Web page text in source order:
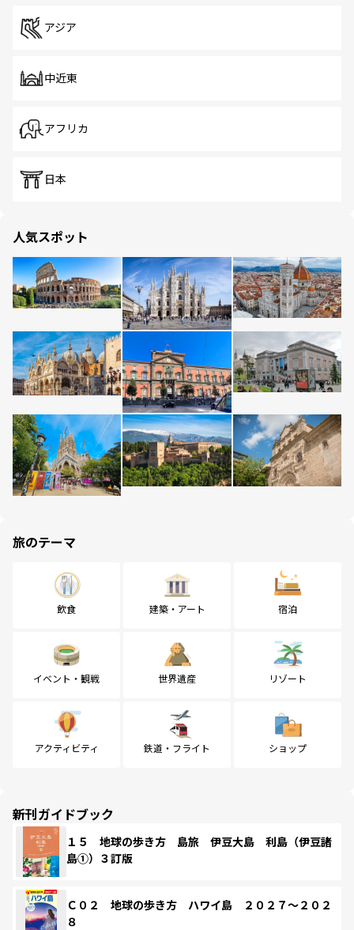
アジア
中近東
アフリカ
日本
人気スポット
旅のテーマ
飲食 建築・アート 宿泊
イベント・観戦 世界遺産 リゾート
アクティビティ 鉄道・フライト ショップ
新刊ガイドブック
１５ 地球の歩き方 島旅 伊豆大島 利島（伊豆諸
島①）３訂版
Ｃ０２ 地球の歩き方 ハワイ島 ２０２７～２０２
８